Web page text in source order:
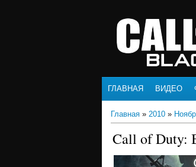
ГЛАВНАЯ ВИДЕО
Главная » 2010 »
Call of Duty: